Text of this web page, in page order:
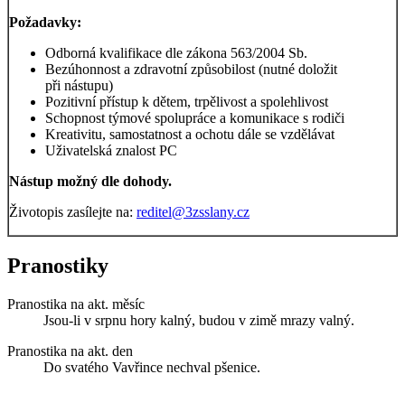
Požadavky:
Odborná kvalifikace dle zákona 563/2004 Sb.
Bezúhonnost a zdravotní způsobilost (nutné doložit
při nástupu)
Pozitivní přístup k dětem, trpělivost a spolehlivost
Schopnost týmové spolupráce a komunikace s rodiči
Kreativitu, samostatnost a ochotu dále se vzdělávat
Uživatelská znalost PC
Nástup možný dle dohody.
Životopis zasílejte na: reditel@3zsslany.cz
Pranostiky
Pranostika na akt. měsíc
Jsou-li v srpnu hory kalný, budou v zimě mrazy valný.
Pranostika na akt. den
Do svatého Vavřince nechval pšenice.